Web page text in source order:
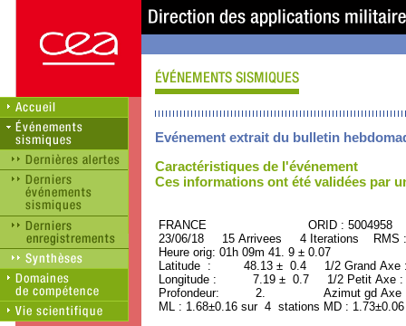
Evénement extrait du bulletin
Caractéristiques de l'événement
Ces informations ont été validées par
FRANCE ORID : 5004958
23/06/18 15 Arrivees 4 Iterations RMS
Heure orig: 01h 09m 41. 9 ± 0.07
Latitude : 48.13 ± 0.4 1/2 Grand
Longitude : 7.19 ± 0.7 1/2 Petit Axe
Profondeur: 2. Azimut gd Axe :
ML : 1.68±0.16 sur 4 stations MD :